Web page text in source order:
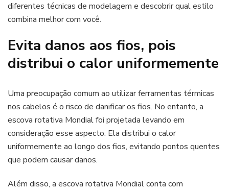
diferentes técnicas de modelagem e descobrir qual estilo
combina melhor com você.
Evita danos aos fios, pois
distribui o calor uniformemente
Uma preocupação comum ao utilizar ferramentas térmicas
nos cabelos é o risco de danificar os fios. No entanto, a
escova rotativa Mondial foi projetada levando em
consideração esse aspecto. Ela distribui o calor
uniformemente ao longo dos fios, evitando pontos quentes
que podem causar danos.
Além disso, a escova rotativa Mondial conta com